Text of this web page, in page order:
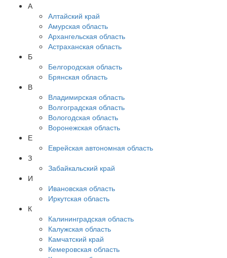
А
Алтайский край
Амурская область
Архангельская область
Астраханская область
Б
Белгородская область
Брянская область
В
Владимирская область
Волгоградская область
Вологодская область
Воронежская область
Е
Еврейская автономная область
З
Забайкальский край
И
Ивановская область
Иркутская область
К
Калининградская область
Калужская область
Камчатский край
Кемеровская область